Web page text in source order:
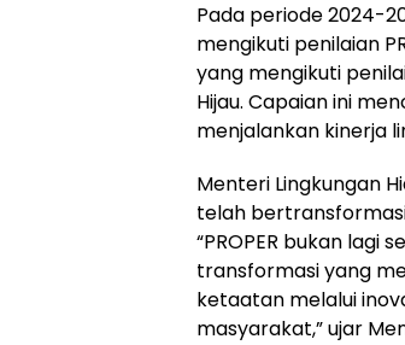
Pada periode 2024-
mengikuti penilaian
yang mengikuti
Hijau. Capaian ini
menjalankan kinerja
Menteri Lingkungan
telah
“PROPER bukan lagi
transformasi yang
ketaatan melalui
masyarakat,” ujar